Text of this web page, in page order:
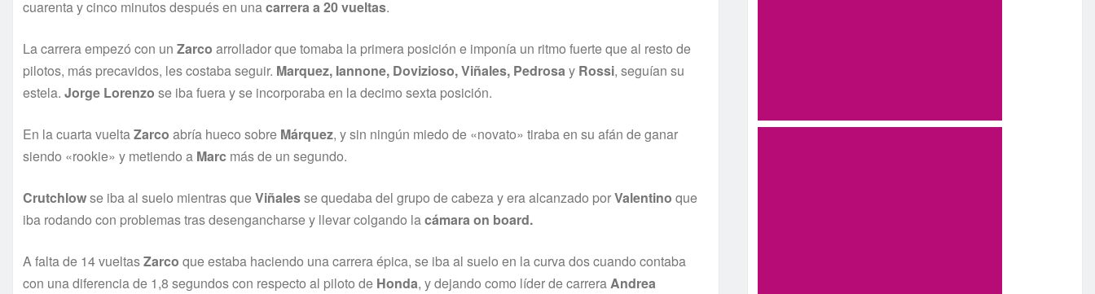
cuarenta y cinco minutos después en unacarrera a 20 vueltas.
La carrera empezó con un Zarco arrollador que tomaba la primera posición e imponía un ritmo fuerte que al resto de
pilotos, más precavidos, les costaba seguir. Marquez, Iannone, Dovizioso, Viñales, Pedrosay Rossi, seguían su
estela. Jorge Lorenzo se iba fuera y se incorporaba en la decimo sexta posición.
En la cuarta vueltaZarco abría hueco sobre Márquez, y sin ningún miedo de «novato» tiraba en su afán de ganar
siendo «rookie» y metiendo a Marc más de un segundo.
Crutchlowse iba al suelo mientras queViñalesse quedaba del grupo de cabeza y era alcanzado porValentino que
iba rodando con problemas tras desengancharse y llevar colgando lacámara on board.
A falta de 14 vueltasZarco que estaba haciendo una carrera épica, se iba al suelo en la curva dos cuando contaba
con una diferencia de 1,8 segundos con respecto al piloto de Honda, y dejando como líder de carreraAndrea